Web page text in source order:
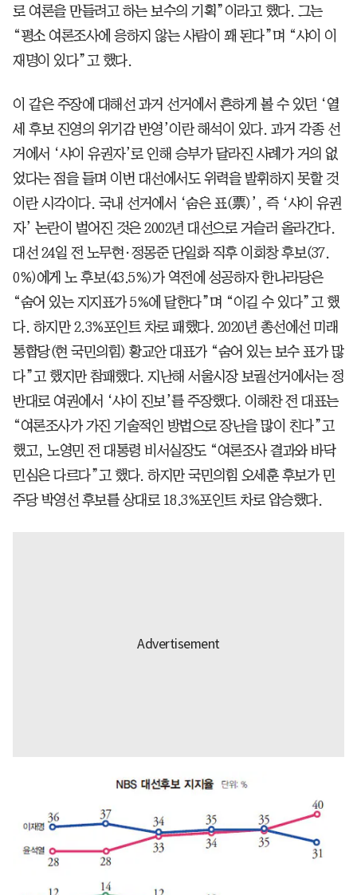
로 여론을 만들려고 하는 보수의 기획”이라고 했다. 그는
“평소 여론조사에 응하지 않는 사람이 꽤 된다”며 “샤이 이
재명이 있다”고 했다.
이 같은 주장에 대해선 과거 선거에서 흔하게 볼 수 있던 ‘열
세 후보 진영의 위기감 반영’이란 해석이 있다. 과거 각종 선
거에서 ‘샤이 유권자’로 인해 승부가 달라진 사례가 거의 없
었다는 점을 들며 이번 대선에서도 위력을 발휘하지 못할 것
이란 시각이다. 국내 선거에서 ‘숨은 표(票)’, 즉 ‘샤이 유권
자’ 논란이 벌어진 것은 2002년 대선으로 거슬러 올라간다.
대선 24일 전 노무현·정몽준 단일화 직후 이회창 후보(37.
0%)에게 노 후보(43.5%)가 역전에 성공하자 한나라당은
“숨어 있는 지지표가 5%에 달한다”며 “이길 수 있다”고 했
다. 하지만 2.3%포인트 차로 패했다. 2020년 총선에선 미래
통합당(현 국민의힘) 황교안 대표가 “숨어 있는 보수 표가 많
다”고 했지만 참패했다. 지난해 서울시장 보궐선거에서는 정
반대로 여권에서 ‘샤이 진보’를 주장했다. 이해찬 전 대표는
“여론조사가 가진 기술적인 방법으로 장난을 많이 친다”고
했고, 노영민 전 대통령 비서실장도 “여론조사 결과와 바닥
민심은 다르다”고 했다. 하지만 국민의힘 오세훈 후보가 민
주당 박영선 후보를 상대로 18.3%포인트 차로 압승했다.